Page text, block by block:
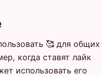
🥰 для общих
когда ставят лайк
использовать его